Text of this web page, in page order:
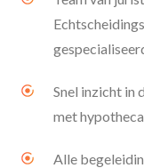
Snel inzicht in
met
Alle